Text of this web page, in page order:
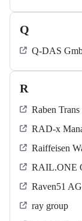
Q
Q-DAS
R
Raben
RAD-x
Raiffeisen
RAIL.ONE
Raven51 AG
ray group